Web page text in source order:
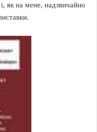
як на мене, надзвичайно